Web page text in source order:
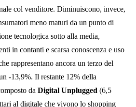
col venditore. Diminuiscono, invece,
meno maturi da un punto di
tecnologica sotto alla media,
in contanti e scarsa conoscenza e uso
rappresentano ancora un terzo del
-13,9%. Il restante 12% della
da Digital Unplugged (6,5
al digitale che vivono lo shopping